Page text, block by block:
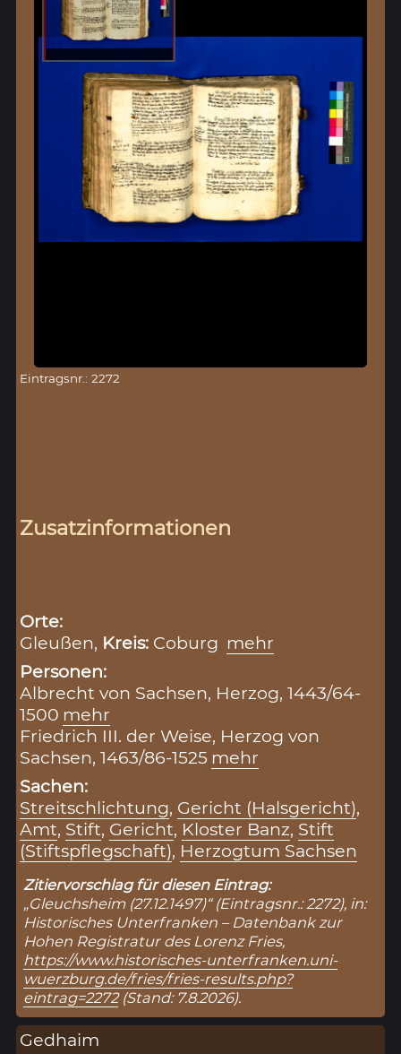
Eintragsnr.: 2272
Zusatzinformationen
Orte:
Gleußen, Kreis: Coburg mehr
Personen:
Albrecht von Sachsen, Herzog, 1443/64-
1500 mehr
Friedrich III. der Weise, Herzog von
Sachsen, 1463/86-1525 mehr
Sachen:
Streitschlichtung, Gericht (Halsgericht),
Amt, Stift, Gericht, Kloster Banz, Stift
(Stiftspflegschaft), Herzogtum Sachsen
Zitiervorschlag für diesen Eintrag:
„Gleuchsheim (27.12.1497)“ (Eintragsnr.: 2272), in:
Historisches Unterfranken – Datenbank zur
Hohen Registratur des Lorenz Fries,
https://www.historisches-unterfranken.uni-
wuerzburg.de/fries/fries-results.php?
eintrag=2272(Stand: 7.8.2026).
Gedhaim